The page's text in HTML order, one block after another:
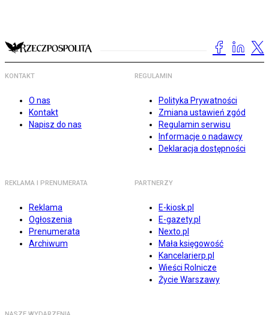
KONTAKT
O nas
Kontakt
Napisz do nas
REGULAMIN
Polityka Prywatności
Zmiana ustawień zgód
Regulamin serwisu
Informacje o nadawcy
Deklaracja dostępności
REKLAMA I PRENUMERATA
Reklama
Ogłoszenia
Prenumerata
Archiwum
PARTNERZY
E-kiosk.pl
E-gazety.pl
Nexto.pl
Mała księgowość
Kancelarierp.pl
Wieści Rolnicze
Życie Warszawy